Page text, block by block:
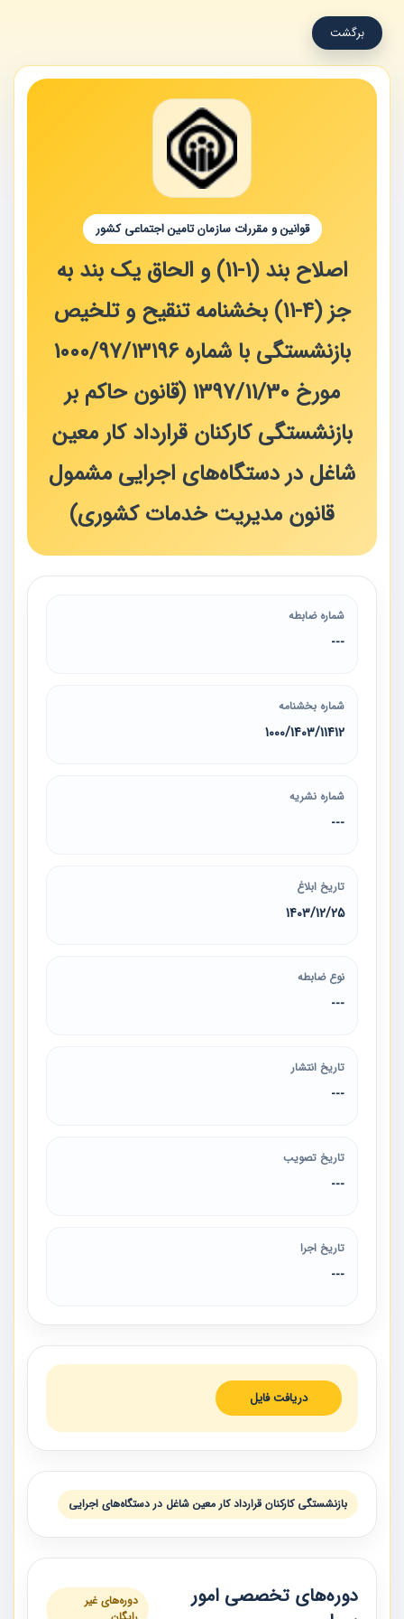
برگشت
قوانین و مقررات سازمان تامین اجتماعی کشور
اصلاح بند (1‏-11) و الحاق یک بند به
جز (4‏-11) بخشنامه تنقیح و تلخیص
بازنشستگی با شماره 13196‏/97‏/1000
مورخ 30‏/11‏/1397 (قانون حاکم بر
بازنشستگی کارکنان قرارداد کار معین
شاغل در دستگاه‌های اجرایی مشمول
قانون مدیریت خدمات کشوری)
شماره ضابطه
---
شماره بخشنامه
11412‏/1403‏/1000
شماره نشریه
---
تاریخ ابلاغ
1403/12/25
نوع ضابطه
---
تاریخ انتشار
---
تاریخ تصویب
---
تاریخ اجرا
---
دریافت فایل
بازنشستگی کارکنان قرارداد کار معین شاغل در دستگاه‌های اجرایی
دوره‌های تخصصی امور
دوره‌های غیر